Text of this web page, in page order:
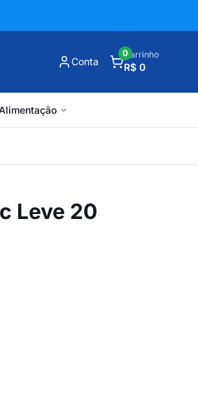
Conta
Carrinho
R$ 0
0
Leve 20